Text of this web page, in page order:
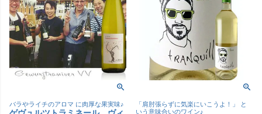
バラやライチのアロマ に肉厚な果実味♪
「肩肘張らずに気楽にいこうよ！」 と
いう意味合いのワイン♪